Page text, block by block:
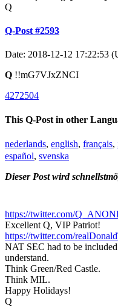
Q
Q-Post #2593
Date: 2018-12-12 17:22:53
Q !!mG7VJxZNCI
4272504
This Q-Post in other
nederlands, english, français,
español, svenska
Dieser Post wird
https://twitter.com/
Excellent Q, VIP Patriot!
https://twitter.com/
NAT SEC had to be
understand.
Think Green/Red Castle.
Think MIL.
Happy Holidays!
Q